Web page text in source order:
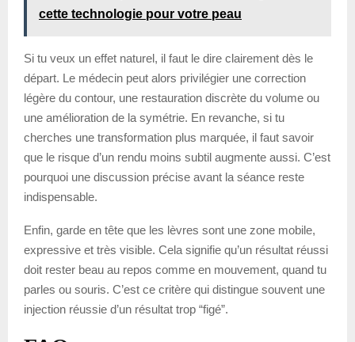
cette technologie pour votre peau
Si tu veux un effet naturel, il faut le dire clairement dès le
départ. Le médecin peut alors privilégier une correction
légère du contour, une restauration discrète du volume ou
une amélioration de la symétrie. En revanche, si tu
cherches une transformation plus marquée, il faut savoir
que le risque d’un rendu moins subtil augmente aussi. C’est
pourquoi une discussion précise avant la séance reste
indispensable.
Enfin, garde en tête que les lèvres sont une zone mobile,
expressive et très visible. Cela signifie qu’un résultat réussi
doit rester beau au repos comme en mouvement, quand tu
parles ou souris. C’est ce critère qui distingue souvent une
injection réussie d’un résultat trop “figé”.